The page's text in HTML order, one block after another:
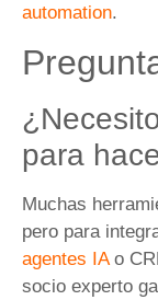
automation.
para
Muchas
pero para
agentes IAo
socio experto